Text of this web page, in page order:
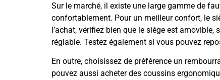
Sur le marché, il existe une large gamme de
confortablement. Pour un meilleur confort, le
l’achat, vérifiez bien que le siège est amovible,
réglable. Testez également si vous pouvez
En outre, choisissez de préférence un
pouvez aussi acheter des coussins